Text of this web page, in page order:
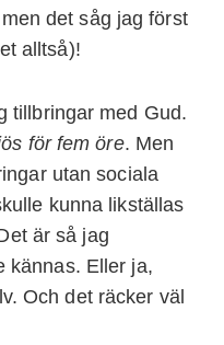
det såg jag först
alltså)!
tillbringar med Gud.
för fem öre. Men
utan sociala
kunna likställas
är så jag
kännas. Eller ja,
Och det räcker väl